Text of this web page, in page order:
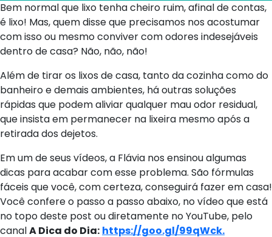
Bem normal que lixo tenha cheiro ruim, afinal de contas,
é lixo! Mas, quem disse que precisamos nos acostumar
com isso ou mesmo conviver com odores indesejáveis
dentro de casa? Não, não, não!
Além de tirar os lixos de casa, tanto da cozinha como do
banheiro e demais ambientes, há outras soluções
rápidas que podem aliviar qualquer mau odor residual,
que insista em permanecer na lixeira mesmo após a
retirada dos dejetos.
Em um de seus vídeos, a Flávia nos ensinou algumas
dicas para acabar com esse problema. São fórmulas
fáceis que você, com certeza, conseguirá fazer em casa!
Você confere o passo a passo abaixo, no vídeo que está
no topo deste post ou diretamente no YouTube, pelo
canalA Dica do Dia: https://goo.gl/99qWck.